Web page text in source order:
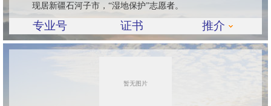
现居新疆石河子市，“湿地保护”志愿者。
专业号 证书 推介